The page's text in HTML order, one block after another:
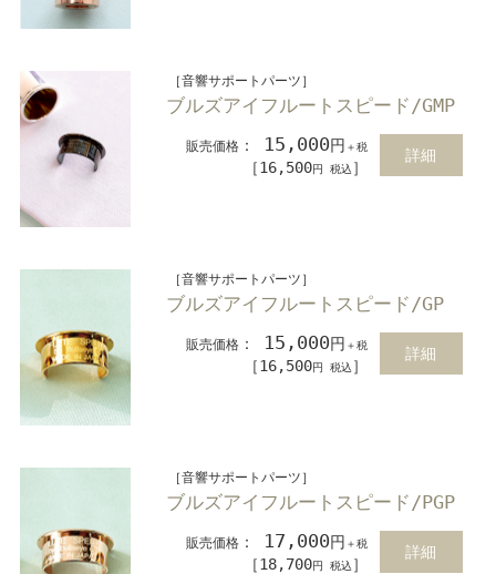
［音響サポートパーツ］
ブルズアイフルートスピード/GMP
販売価格 ： 15,000円 ＋税
［16,500円 税込 ］
詳細
［音響サポートパーツ］
ブルズアイフルートスピード/GP
販売価格 ： 15,000円 ＋税
［16,500円 税込 ］
詳細
［音響サポートパーツ］
ブルズアイフルートスピード/PGP
販売価格 ： 17,000円 ＋税
［18,700円 税込 ］
詳細